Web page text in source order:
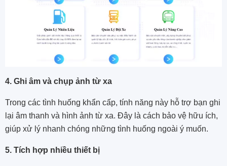
4. Ghi âm và chụp ảnh từ xa
Trong các tình huống khẩn cấp, tính năng này hỗ trợ bạn ghi
lại âm thanh và hình ảnh từ xa. Đây là cách bảo vệ hữu ích,
giúp xử lý nhanh chóng những tình huống ngoài ý muốn.
5. Tích hợp nhiều thiết bị